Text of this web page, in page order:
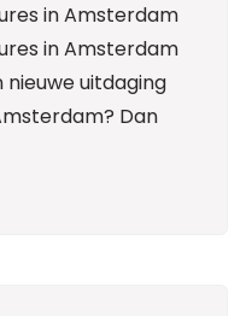
in Amsterdam
in Amsterdam
nieuwe uitdaging
Dan